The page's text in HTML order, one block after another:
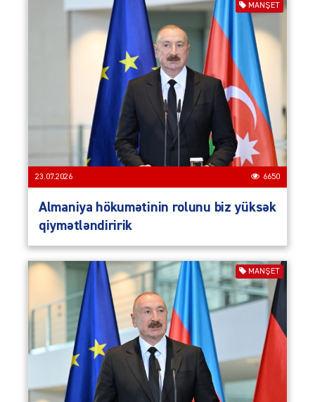
MANŞET
23.07.2026 6650
Almaniya hökumətinin rolunu biz yüksək
qiymətləndiririk
MANŞET